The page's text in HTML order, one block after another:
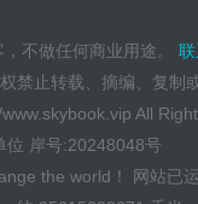
不做任何商业用途。
禁止转载、摘编、复制
All
位 岸号:20248048号
the world！ 网站已运